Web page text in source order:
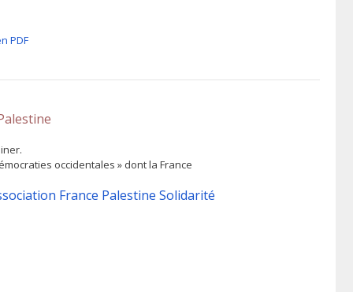
PDF
occidentales » dont la France
France Palestine Solidarité